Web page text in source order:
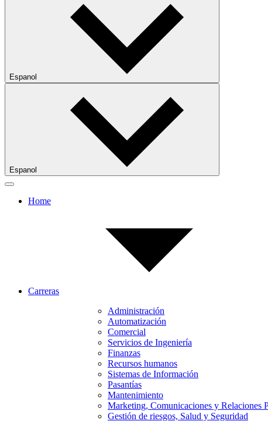
Espanol
Espanol
Home
Carreras
Administración
Automatización
Comercial
Servicios de Ingeniería
Finanzas
Recursos humanos
Sistemas de Información
Pasantías
Mantenimiento
Marketing, Comunicaciones y Relaciones
Gestión de riesgos, Salud y Seguridad